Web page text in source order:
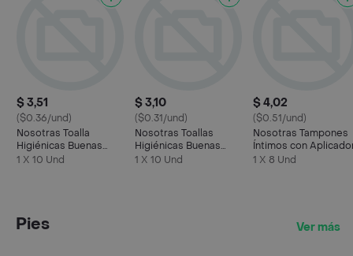
$ 3,51
($0.36/und)
Nosotras Toalla
Higiénicas Buenas
Noches Invisibles
1 X 10 Und
$ 3,10
($0.31/und)
Nosotras Toallas
Higiénicas Buenas
Noches
1 X 10 Und
$ 4,02
($0.51/und)
Nosotras Tampones
Íntimos con
1 X 8 Und
Pies Ver más